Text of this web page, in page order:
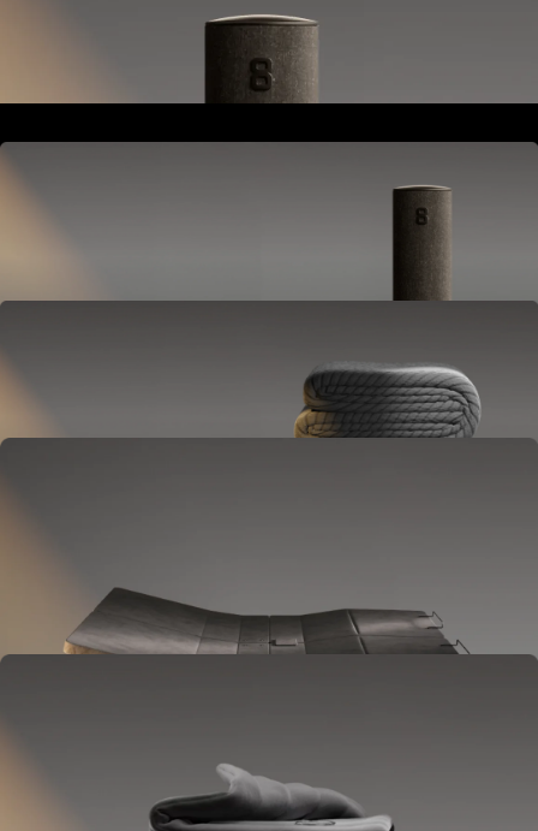
Si posiziona accanto al letto o al comodino.
Alimenta e collega l'intero sistema Pod.
Hub
Cover
Regola la temperatura e tiene traccia del sonno.
OPTIONAL
Si solleva per alleviare la pressione sulla schiena, ridurre il russare e
riprodurre suoni.
OPTIONAL
La Blanket
Si posiziona sul letto come un inserto per piumino.
Fornisce il controllo completo della temperatura corporea.